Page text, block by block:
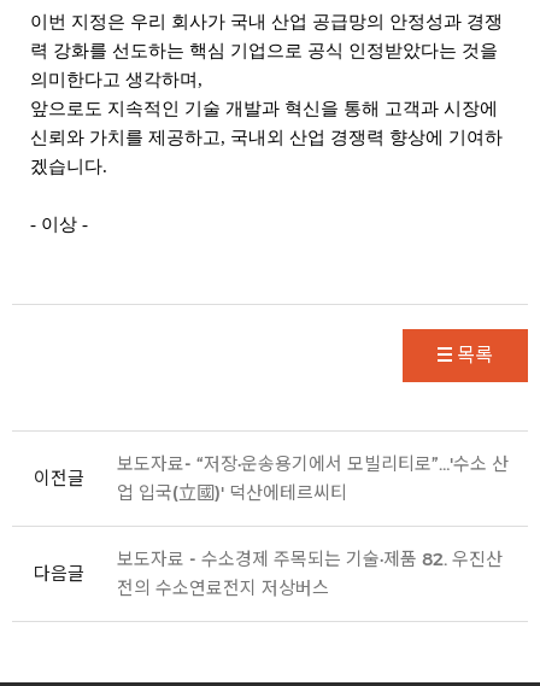
이번 지정은 우리 회사가 국내 산업 공급망의 안정성과 경쟁
력 강화를 선도하는 핵심 기업으로 공식 인정받았다는 것을
의미한다고 생각하며,
앞으로도 지속적인 기술 개발과 혁신을 통해 고객과 시장에
신뢰와 가치를 제공하고, 국내외 산업 경쟁력 향상에 기여하
겠습니다.
- 이상 -
목록
이전글
보도자료- “저장·운송용기에서 모빌리티로”…'수소 산
업 입국(立國)' 덕산에테르씨티
다음글
보도자료 - 수소경제 주목되는 기술·제품 82. 우진산
전의 수소연료전지 저상버스